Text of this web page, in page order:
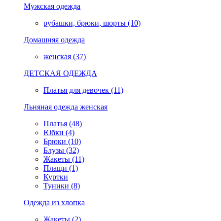
Мужская одежда
рубашки, брюки, шорты (10)
Домашняя одежда
женская (37)
ДЕТСКАЯ ОДЕЖДА
Платья для девочек (11)
Льняная одежда женская
Платья (48)
Юбки (4)
Брюки (10)
Блузы (32)
Жакеты (11)
Плащи (1)
Куртки
Туники (8)
Одежда из хлопка
Жакеты (2)